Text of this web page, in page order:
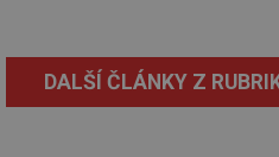
hranici. Na
DALŠÍ ČLÁNKY Z